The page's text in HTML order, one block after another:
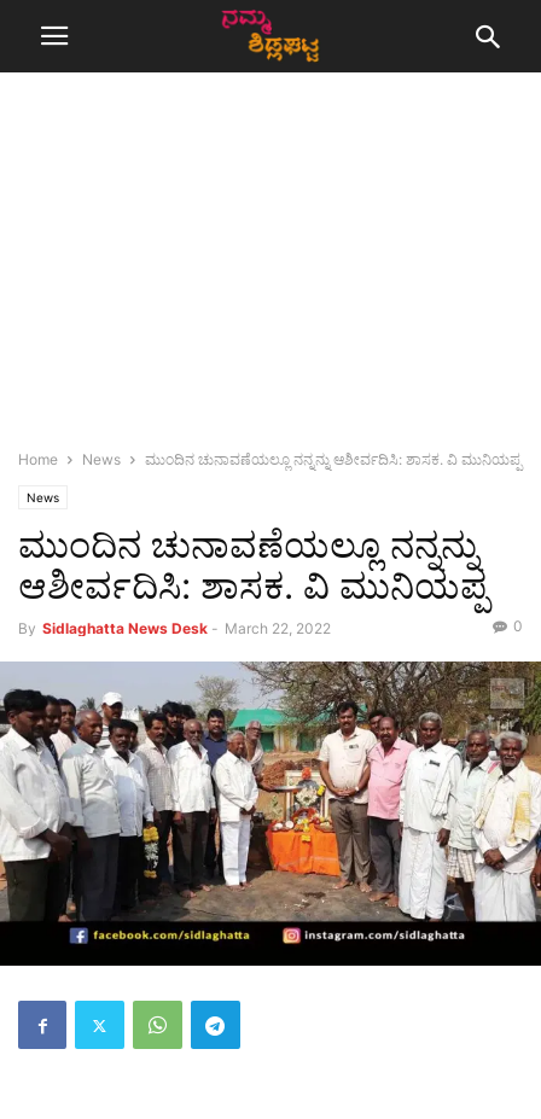
Home News ಮುಂದಿನ ಚುನಾವಣೆಯಲ್ಲೂ ನನ್ನನ್ನು ಆಶೀರ್ವದಿಸಿ: ಶಾಸಕ. ವಿ ಮುನಿಯಪ್ಪ
News
ಮುಂದಿನ ಚುನಾವಣೆಯಲ್ಲೂ ನನ್ನನ್ನು
ಆಶೀರ್ವದಿಸಿ: ಶಾಸಕ. ವಿ ಮುನಿಯಪ್ಪ
By Sidlaghatta News Desk - March 22, 2022 0